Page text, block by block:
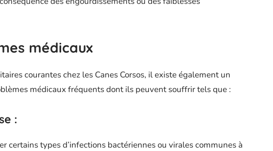
médicaux
courantes chez les Canes Corsos, il existe également un
médicaux fréquents dont ils peuvent souffrir tels que :
:
certains types d’infections bactériennes ou virales communes à